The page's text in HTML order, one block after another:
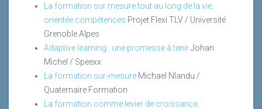
La formation sur mesure tout au long de la vie,
orientée compétences Projet Flexi TLV / Université
Grenoble Alpes
Adaptive learning : une promesse à tenirJohan
Michel / Speexx
La formation sur-mesure Michael Nlandu /
Quaternaire Formation
La formation comme levier de croissance :